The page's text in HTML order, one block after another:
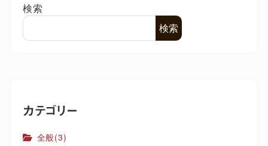
検索
検索
カテゴリー
全般(3)